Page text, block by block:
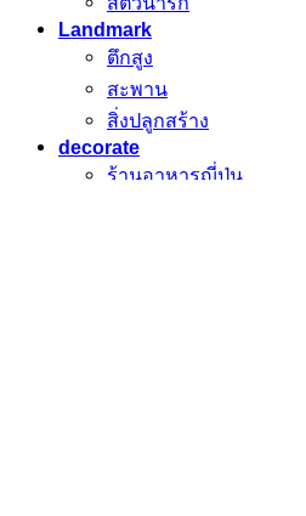
Landmark
ตึกสูง
สะพาน
สิ่งปลูกสร้าง
decorate
ร้านอาหารญี่ปุ่น